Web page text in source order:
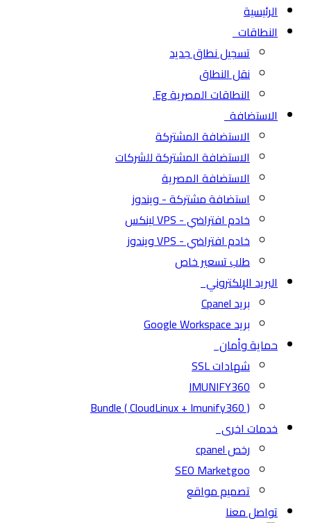
الرئيسية
النطاقات
تسجيل نطاق جديد
نقل النطاق
النطاقات المصرية Eg.
الاستضافة
الاستضافة المشتركة
الاستضافة المشتركة للشركات
الاستضافة المصرية
استضافة مشتركة - ويندوز
خادم افتراضي - VPS لينكس
خادم افتراضي - VPS ويندوز
طلب تسعير خاص
البريد الإلكتروني
بريد Cpanel
بريد Google Workspace
حماية وأمان
شهادات SSL
IMUNIFY360
( CloudLinux + Imunify360 ) Bundle
خدمات اخرى
رخص cpanel
SEO Marketgoo
تصميم مواقع
تواصل معنا